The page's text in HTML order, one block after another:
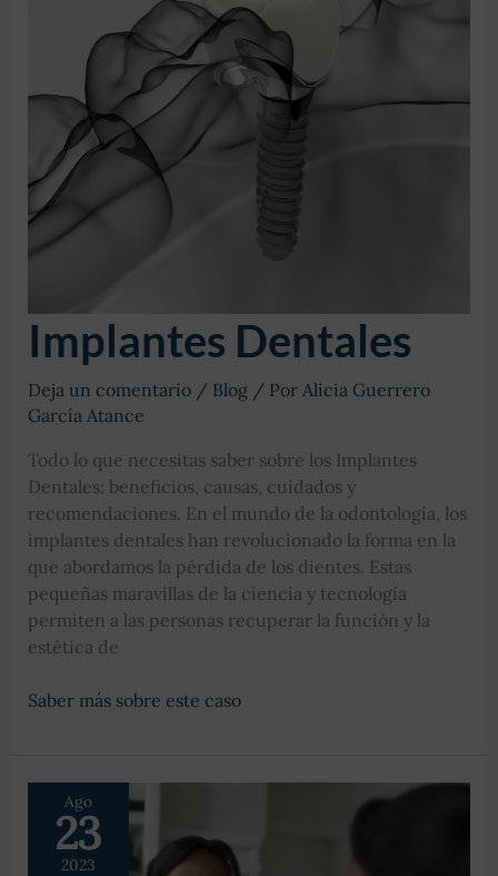
Implantes Dentales
Deja un comentario / Blog/ Por Alicia Guerrero
García Atance
Todo lo que necesitas saber sobre los Implantes
Dentales: beneficios, causas, cuidados y
recomendaciones. En el mundo de la odontología, los
implantes dentales han revolucionado la forma en la
que abordamos la pérdida de los dientes. Estas
pequeñas maravillas de la ciencia y tecnología
permiten a las personas recuperar la función y la
estética de
Implantes
Saber más sobre este caso
Ago
23
2023